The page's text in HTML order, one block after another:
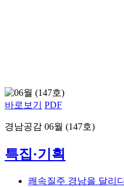
바로보기 PDF
경남공감 06월 (147호)
특집·기획
쾌속질주 경남을 달리